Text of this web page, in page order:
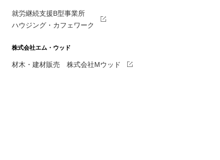
就労継続支援B型事業所
ハウジング・カフェワーク
株式会社エム・ウッド
材木・建材販売 株式会社Mウッド